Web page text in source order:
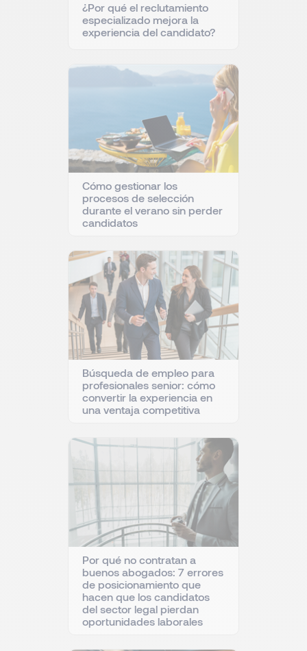
¿Por qué el reclutamiento
especializado mejora la
experiencia del candidato?
Cómo gestionar los
procesos de selección
durante el verano sin perder
candidatos
Búsqueda de empleo para
profesionales senior: cómo
convertir la experiencia en
una ventaja competitiva
Por qué no contratan a
buenos abogados: 7 errores
de posicionamiento que
hacen que los candidatos
del sector legal pierdan
oportunidades laborales